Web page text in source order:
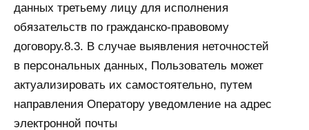
данных третьему лицу для исполнения
обязательств по гражданско-правовому
договору.8.3. В случае выявления неточностей
в персональных данных, Пользователь может
актуализировать их самостоятельно, путем
направления Оператору уведомление на адрес
электронной почты